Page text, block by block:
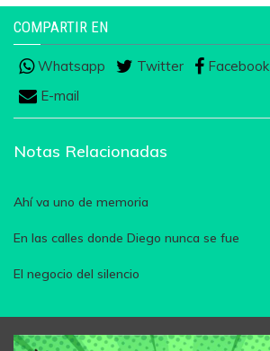
COMPARTIR EN
Whatsapp Twitter Facebook
E-mail
Notas Relacionadas
Ahí va uno de memoria
En las calles donde Diego nunca se fue
El negocio del silencio